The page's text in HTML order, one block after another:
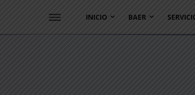
INICIO BAER